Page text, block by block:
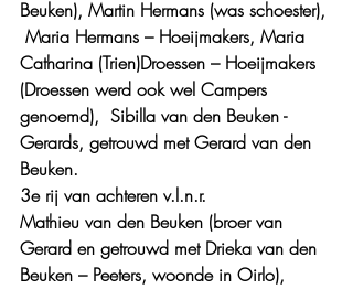
Beuken), Martin Hermans (was schoester),
Maria Hermans – Hoeijmakers, Maria
Catharina (Trien)Droessen – Hoeijmakers
(Droessen werd ook wel Campers
genoemd),  Sibilla van den Beuken -
Gerards, getrouwd met Gerard van den
Beuken.
3e rij van achteren v.l.n.r.
Mathieu van den Beuken (broer van
Gerard en getrouwd met Drieka van den
Beuken – Peeters, woonde in Oirlo),